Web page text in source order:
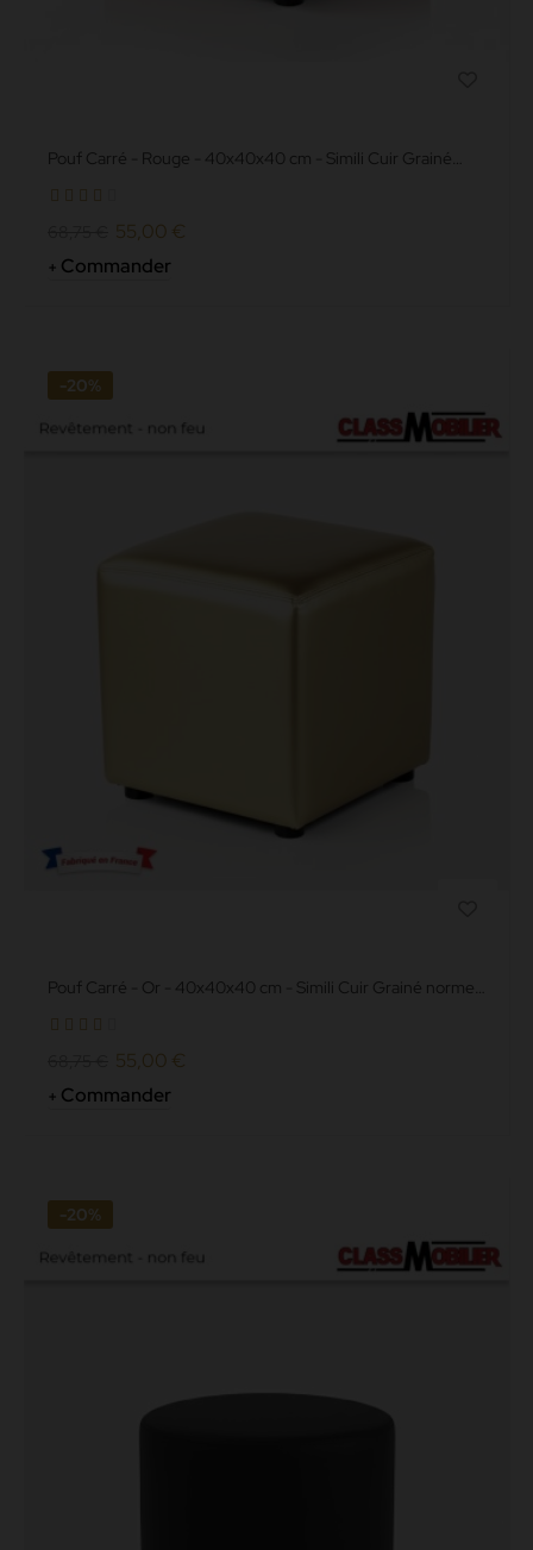
Pouf Carré - Rouge - 40x40x40 cm - Simili Cuir Grainé
55,00 €
Commander
-20%
Pouf Carré - Or - 40x40x40 cm - Simili Cuir Grainé norme
55,00 €
Commander
-20%